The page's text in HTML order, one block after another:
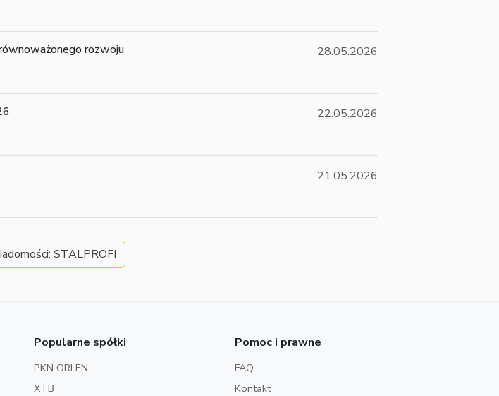
rozwoju 28.05.2026
22.05.2026
21.05.2026
STALPROFI
Popularne spółki
PKN ORLEN
XTB
Pomoc i prawne
FAQ
Kontakt